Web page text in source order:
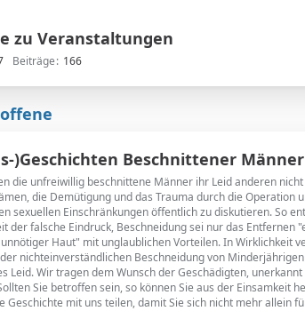
zu Veranstaltungen
Beiträge 166
)Geschichten Beschnittener Männer
die unfreiwillig beschnittene Männer ihr Leid anderen
die Demütigung und das Trauma durch die Operation
sexuellen Einschränkungen öffentlich zu diskutieren. So
der falsche Eindruck, Beschneidung sei nur das Entfernen
Haut" mit unglaublichen Vorteilen. In Wirklichkeit
nichteinverständlichen Beschneidung von
Leid. Wir tragen dem Wunsch der Geschädigten,
Sie betroffen sein, so können Sie aus der Einsamkeit
Geschichte mit uns teilen, damit Sie sich nicht mehr allein